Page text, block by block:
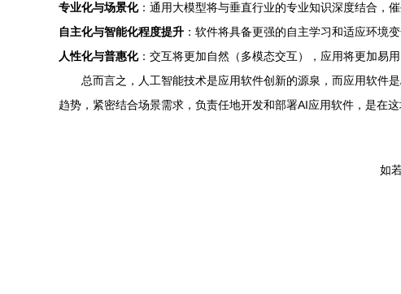
专业化与场景化：通用大模型将与垂直行业的专业知识深度结合，
自主化与智能化程度提升 ：软件将具备更强的自主学习和适应环境
人性化与普惠化：交互将更加自然（多模态交互），应用将更加易
总而言之，人工智能技术是应用软件创新的源泉，而应用软件
趋势，紧密结合场景需求，负责任地开发和部署AI应用软件，是在这
如